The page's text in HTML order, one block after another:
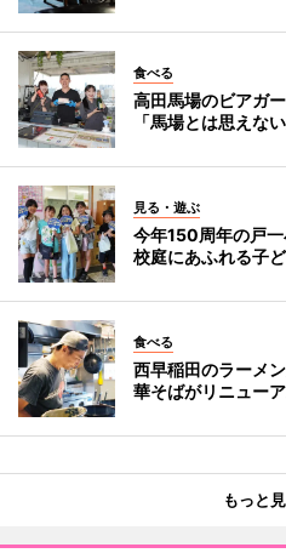
食べる
高田馬場のビアガ
「馬場とは思えな
見る・遊ぶ
今年150周年の戸
校庭にあふれる子
食べる
西早稲田のラーメ
華そばがリニュー
もっと